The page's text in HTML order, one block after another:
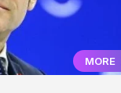
MORE